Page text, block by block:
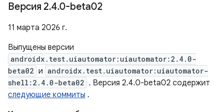
Версия 2.4.0-beta02
11 марта 2026 г.
Выпущены версии
androidx.test.uiautomator:uiautomator:2.4.0-
beta02 и androidx.test.uiautomator:uiautomator-
shell:2.4.0-beta02 . Версия 2.4.0-beta02 содержит
следующие коммиты .